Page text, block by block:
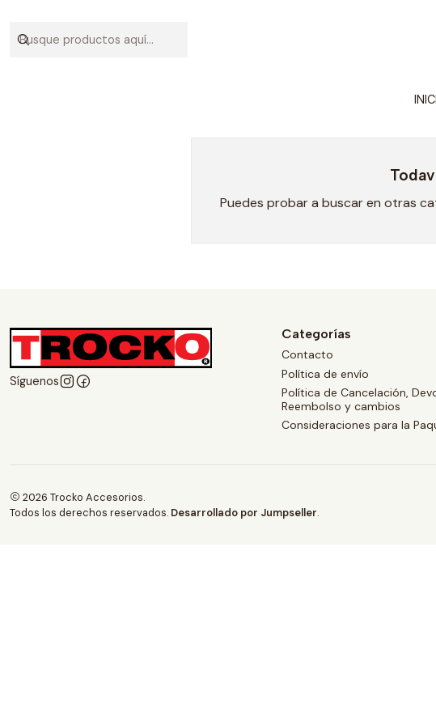
Puedes probar a buscar en otras
Síguenos
Categorías
Contacto
Política de envío
Política de Cancelación,
Reembolso y cambios
Consideraciones para la
2026 Trocko Accesorios.
Todos los derechos reservados. Desarrollado por Jumpseller.